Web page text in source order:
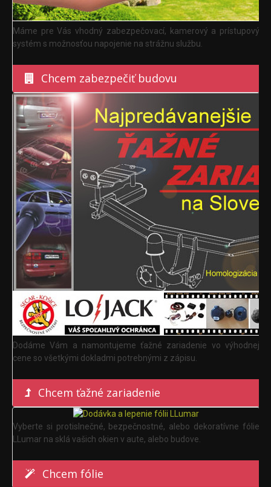
Máme pre Vás vhodný zabezpečovací, kamerový a prístupový
systém s možnosťou napojenie na strážnu službu.
Chcem zabezpečiť budovu
Dodáme Vám a namontujeme ťažné zariadenie vo výhodnej
cene so všetkými dokladmi potrebnými z zápisu.
Chcem ťažné zariadenie
Vyberte si protislnečné, bezpečnostné, alebo dekoratívne fólie
LLumar na sklá vašich okien v aute, alebo budove.
Chcem fólie